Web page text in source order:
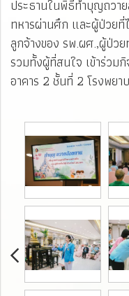
ประธานในพิธีทำบุญถว
ทหารผ่านศึก และผู้ป่วยที่
ลูกจ้างของ รพ.ผศ.,ผู้ป่ว
รวมทั้งผู้ที่สนใจ เข้าร่วม
อาคาร 2 ชั้นที่ 2 โรงพยา